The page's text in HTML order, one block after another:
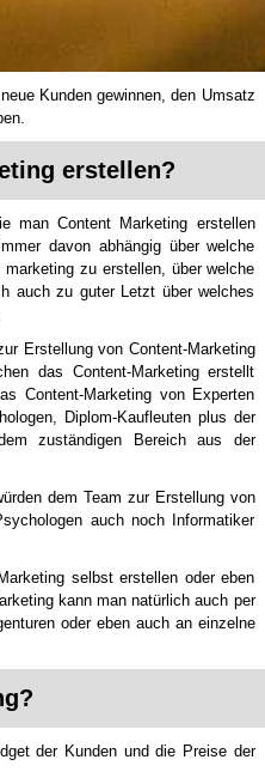
Kunden gewinnen, den Umsatz
erstellen?
man Content Marketing erstellen
davon abhängig über welche
zu erstellen, über welche
auch zu guter Letzt über welches
Erstellung von Content-Marketing
das Content-Marketing erstellt
Content-Marketing von Experten
Diplom-Kaufleuten plus der
zuständigen Bereich aus der
dem Team zur Erstellung von
auch noch Informatiker
selbst erstellen oder eben
kann man natürlich auch per
oder eben auch an einzelne
der Kunden und die Preise der